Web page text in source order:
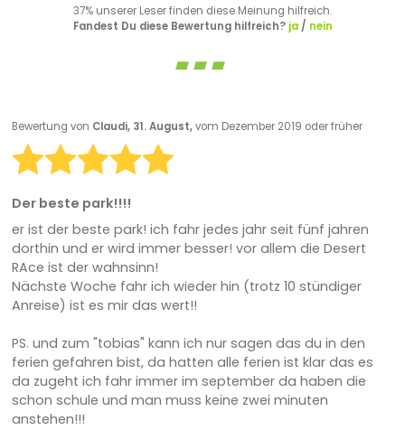
37% unserer Leser finden diese Meinung hilfreich.
Fandest Du diese Bewertung hilfreich? ja/ nein
Bewertung von Claudi, 31. August,vom Dezember 2019 oder früher
Der beste park!!!!
er ist der beste park! ich fahr jedes jahr seit fünf jahren
dorthin und er wird immer besser! vor allem die Desert
RAce ist der wahnsinn!
Nächste Woche fahr ich wieder hin (trotz 10 stündiger
Anreise) ist es mir das wert!!
PS. und zum "tobias" kann ich nur sagen das du in den
ferien gefahren bist, da hatten alle ferien ist klar das es
da zugeht ich fahr immer im september da haben die
schon schule und man muss keine zwei minuten
anstehen!!!